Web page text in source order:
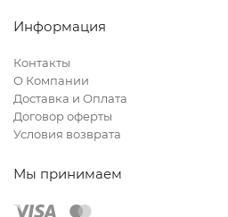
Информация
Контакты
О Компании
Доставка и Оплата
Договор оферты
Условия возврата
Мы принимаем